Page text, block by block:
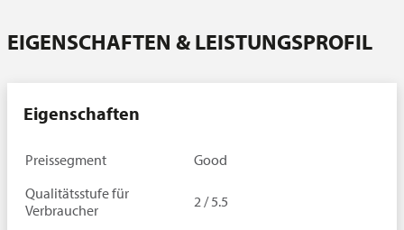
Ansprechpartner
EIGENSCHAFTEN & LEISTUNGSPROFIL
Eigenschaften
Preissegment
Good
Qualitätsstufe für
Verbraucher
2 / 5.5